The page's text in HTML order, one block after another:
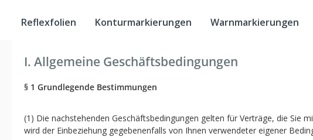
Reflexfolien Konturmarkierungen Warnmarkierungen
I. Allgemeine Geschäftsbedingungen
§ 1 Grundlegende Bestimmungen
(1) Die nachstehenden Geschäftsbedingungen gelten für Verträge, die Sie
wird der Einbeziehung gegebenenfalls von Ihnen verwendeter eigener